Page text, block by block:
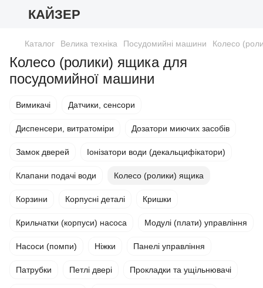
КАЙЗЕР
Каталог Велика техніка Посудомийні машини Колесо
Колесо (ролики) ящика для
посудомийної машини
Вимикачі Датчики, сенсори
Диспенсери, витратоміри Дозатори миючих засобів
Замок дверей Іонізатори води (декальцифікатори)
Клапани подачі води Колесо (ролики) ящика
Корзини Корпусні деталі Кришки
Крильчатки (корпуси) насоса Модулі (плати) управління
Насоси (помпи) Ніжки Панелі управління
Патрубки Петлі двері Прокладки та ущільнювачі